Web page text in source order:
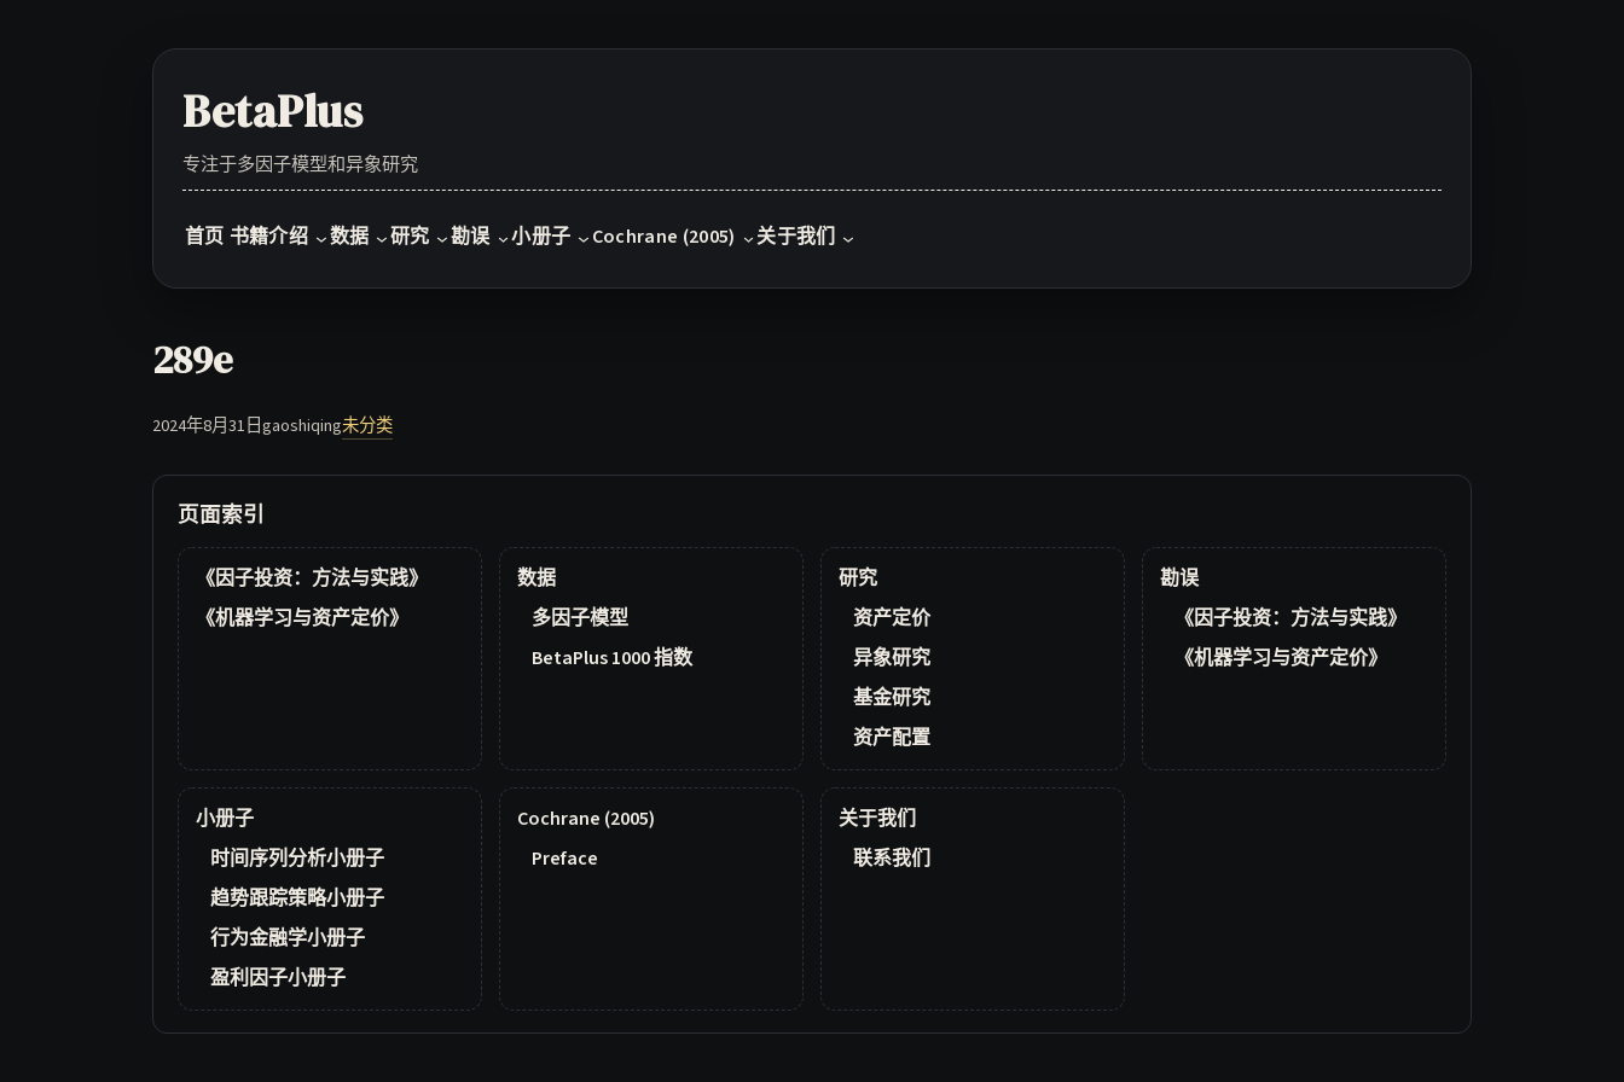
BetaPlus
专注于多因子模型和异象研究
首页 书籍介绍 数据 研究 勘误 小册子 Cochrane (2005) 关于我们
289e
2024年8月31日gaoshiqing未分类
页面索引
《因子投资：方法与实践》
《机器学习与资产定价》
数据
多因子模型
BetaPlus 1000 指数
研究
资产定价
异象研究
基金研究
资产配置
勘误
《因子投资：方法与实践》
《机器学习与资产定价》
小册子
时间序列分析小册子
趋势跟踪策略小册子
行为金融学小册子
盈利因子小册子
Cochrane (2005)
Preface
关于我们
联系我们